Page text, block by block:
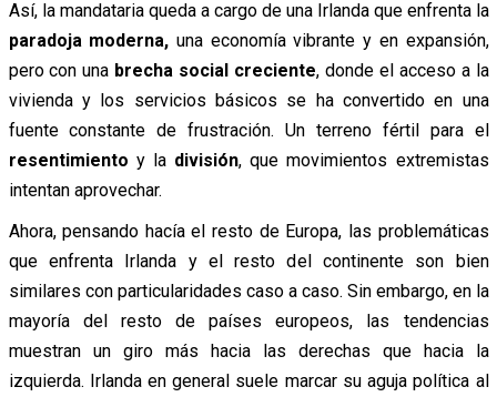
Así, la mandataria queda a cargo de una Irlanda que enfrenta la
paradoja moderna, una economía vibrante y en expansión,
pero con una brecha social creciente, donde el acceso a la
vivienda y los servicios básicos se ha convertido en una
fuente constante de frustración. Un terreno fértil para el
resentimiento y la división, que movimientos extremistas
intentan aprovechar.
Ahora, pensando hacía el resto de Europa, las problemáticas
que enfrenta Irlanda y el resto del continente son bien
similares con particularidades caso a caso. Sin embargo, en la
mayoría del resto de países europeos, las tendencias
muestran un giro más hacia las derechas que hacia la
izquierda. Irlanda en general suele marcar su aguja política al